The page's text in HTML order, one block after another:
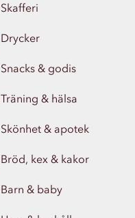
Skafferi
Visa alla
Pasta, ris & matgryn
Konserver
Färdigmat
Kryddor & smaksättare
Såser & oljor
Drycker
Visa alla
Läsk
Vatten
Juice, smoothie & saft
Energi & funktionsdryck
Snacks & godis
Visa alla
Chips & snacks
Nötter & naturgodis
Godis
Träning & hälsa
Visa alla
Måltidsersättning
Proteinbars
Skönhet & apotek
Visa alla
Ansikte
Bröd, kex & kakor
Visa alla
Barn & baby